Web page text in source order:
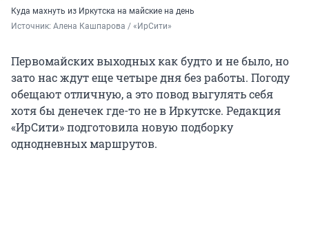
Куда махнуть из Иркутска на майские на день
Источник: Алена Кашпарова / «ИрСити»
Первомайских выходных как будто и не было, но
зато нас ждут еще четыре дня без работы. Погоду
обещают отличную, а это повод выгулять себя
хотя бы денечек где-то не в Иркутске. Редакция
«ИрСити» подготовила новую подборку
однодневных маршрутов.